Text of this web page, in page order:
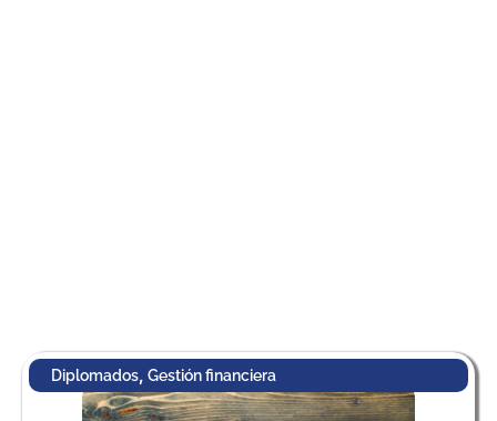
Diplomados,Gestión financiera